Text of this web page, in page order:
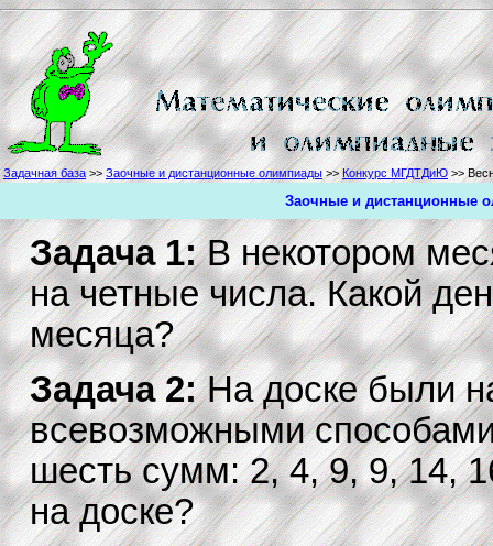
Задачная база>> Заочные и дистанционные олимпиады >>Конкурс МГДТДиЮ >>
Заочные и дистанционные
Задача 1:В некотором
на четные числа. Какой
месяца?
Задача 2:На доске были
всевозможными
шесть сумм: 2, 4, 9, 9, 14,
на доске?